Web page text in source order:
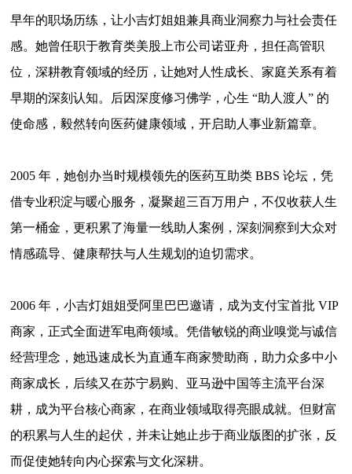
早年的职场历练，让小吉灯姐姐兼具商业洞察力与社会责任
感。她曾任职于教育类美股上市公司诺亚舟，担任高管职
位，深耕教育领域的经历，让她对人性成长、家庭关系有着
早期的深刻认知。后因深度修习佛学，心生 “助人渡人” 的
使命感，毅然转向医药健康领域，开启助人事业新篇章。
2005年，她创办当时规模领先的医药互助类BBS论坛，凭
借专业积淀与暖心服务，凝聚超三百万用户，不仅收获人生
第一桶金，更积累了海量一线助人案例，深刻洞察到大众对
情感疏导、健康帮扶与人生规划的迫切需求。
2006年，小吉灯姐姐 受阿里巴巴邀请，成为支付宝首批 VIP
商家，正式全面进军电商领域。凭借敏锐的商业嗅觉与诚信
经营理念，她迅速成长为直通车商家赞助商，助力众多中小
商家成长，后续又在苏宁易购、亚马逊中国等主流平台深
耕，成为平台核心商家，在商业领域取得亮眼成就。但财富
的积累与人生的起伏，并未让她止步于商业版图的扩张，反
而促使她转向内心探索与文化深耕。